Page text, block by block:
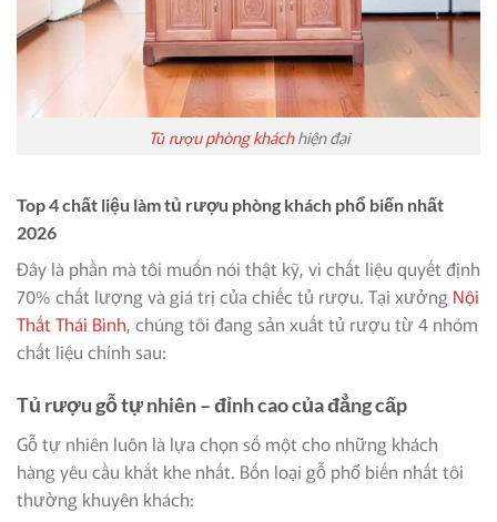
Tủ rượu phòng kháchhiện đại
Top 4 chất liệu làm tủ rượu phòng khách phổ biến nhất
2026
Đây là phần mà tôi muốn nói thật kỹ, vì chất liệu quyết định
70% chất lượng và giá trị của chiếc tủ rượu. Tại xưởng Nội
Thất Thái Bình, chúng tôi đang sản xuất tủ rượu từ 4 nhóm
chất liệu chính sau:
Tủ rượu gỗ tự nhiên – đỉnh cao của đẳng cấp
Gỗ tự nhiên luôn là lựa chọn số một cho những khách
hàng yêu cầu khắt khe nhất. Bốn loại gỗ phổ biến nhất tôi
thường khuyên khách: